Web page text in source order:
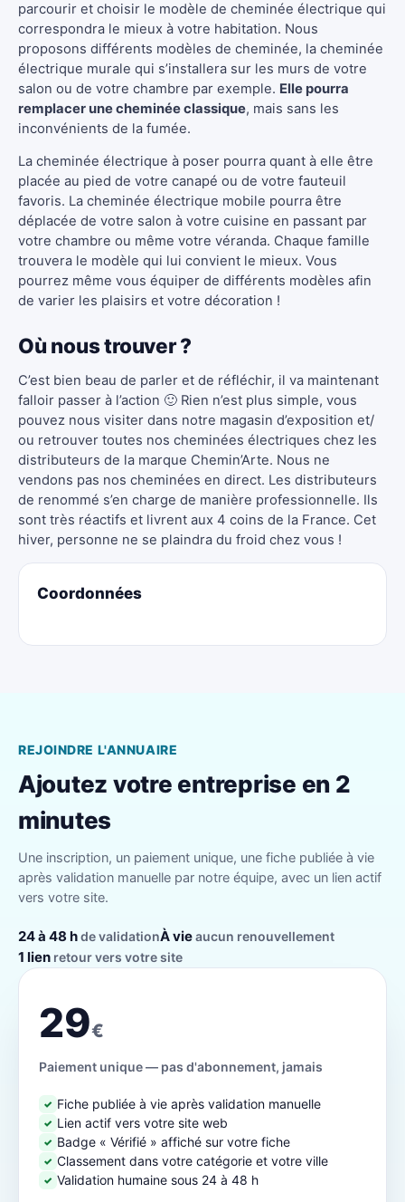
parcourir et choisir le modèle de cheminée électrique qui
correspondra le mieux à votre habitation. Nous
proposons différents modèles de cheminée, la cheminée
électrique murale qui s’installera sur les murs de votre
salon ou de votre chambre par exemple. Elle pourra
remplacer une cheminée classique, mais sans les
inconvénients de la fumée.
La cheminée électrique à poser pourra quant à elle être
placée au pied de votre canapé ou de votre fauteuil
favoris. La cheminée électrique mobile pourra être
déplacée de votre salon à votre cuisine en passant par
votre chambre ou même votre véranda. Chaque famille
trouvera le modèle qui lui convient le mieux. Vous
pourrez même vous équiper de différents modèles afin
de varier les plaisirs et votre décoration !
Où nous trouver ?
C’est bien beau de parler et de réfléchir, il va maintenant
falloir passer à l’action 🙂 Rien n’est plus simple, vous
pouvez nous visiter dans notre magasin d’exposition et/
ou retrouver toutes nos cheminées électriques chez les
distributeurs de la marque Chemin’Arte. Nous ne
vendons pas nos cheminées en direct. Les distributeurs
de renommé s’en charge de manière professionnelle. Ils
sont très réactifs et livrent aux 4 coins de la France. Cet
hiver, personne ne se plaindra du froid chez vous !
Coordonnées
REJOINDRE L'ANNUAIRE
Ajoutez votre entreprise en 2
minutes
Une inscription, un paiement unique, une fiche publiée à vie
après validation manuelle par notre équipe, avec un lien actif
vers votre site.
24 à 48 hde validationÀ vieaucun renouvellement
1 lien retour vers votre site
29€
Paiement unique — pas d'abonnement, jamais
✓ Fiche publiée à vie après validation manuelle
✓ Lien actif vers votre site web
✓ Badge « Vérifié » affiché sur votre fiche
✓ Classement dans votre catégorie et votre ville
✓ Validation humaine sous 24 à 48 h